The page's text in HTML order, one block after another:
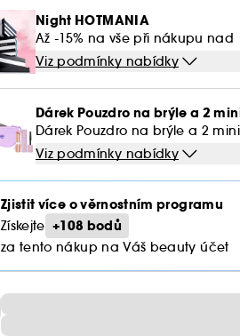
Night HOTMANIA
Až -15% na vše při nákupu nad
Viz podmínky nabídky
Dárek Pouzdro na brýle a 2
Dárek Pouzdro na brýle a 2
Viz podmínky nabídky
Zjistit více o věrnostním programu
Získejte +108 bodů
za tento nákup na Váš beauty účet